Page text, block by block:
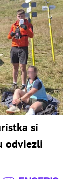
si
odviezli